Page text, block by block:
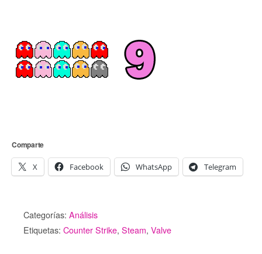
Comparte
X Facebook WhatsApp Telegram
Categorías: Análisis
Etiquetas: Counter Strike, Steam, Valve